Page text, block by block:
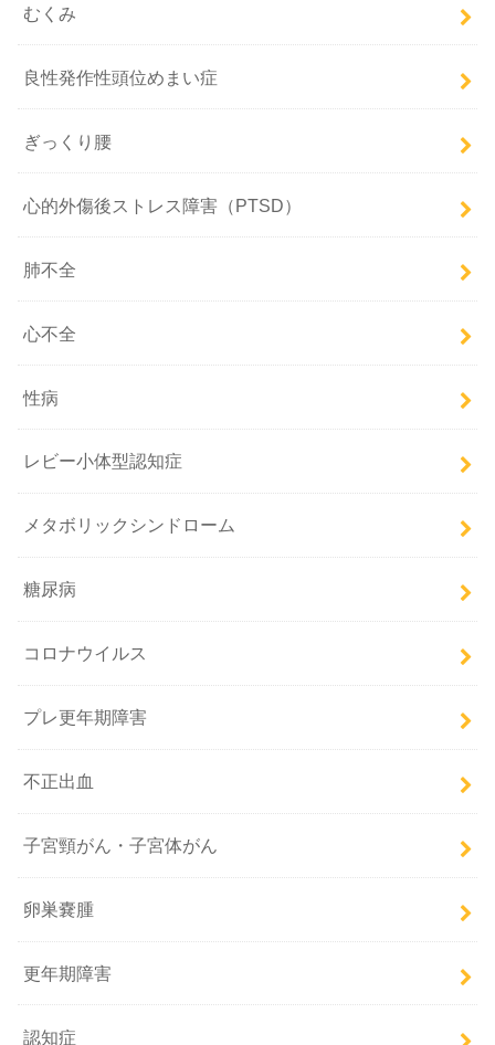
むくみ
良性発作性頭位めまい症
ぎっくり腰
心的外傷後ストレス障害（PTSD）
肺不全
心不全
性病
レビー小体型認知症
メタボリックシンドローム
糖尿病
コロナウイルス
プレ更年期障害
不正出血
子宮頸がん・子宮体がん
卵巣嚢腫
更年期障害
認知症